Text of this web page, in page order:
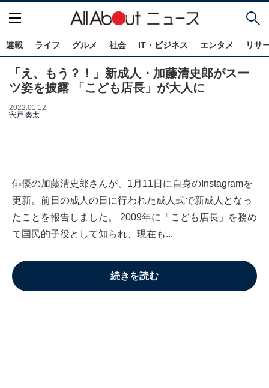
連載 ライフ グルメ 社会 IT・ビジネス エンタメ リサ
「え、もう？！」新成人・加藤清史郎がスー
ツ姿を披露 「こども店長」が大人に
2022.01.12
宍戸 奏太
俳優の加藤清史郎さんが、1月11日に自身のInstagramを
更新。前日の成人の日に行われた成人式で新成人となっ
たことを報告しました。 2009年に「こども店長」を務め
て国民的子役として知られ、現在も...
続きを読む